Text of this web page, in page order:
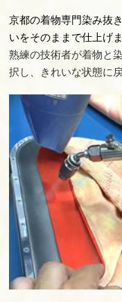
京都の着物専門染み抜
いをそのままで仕上げま
熟練の技術者が着物と
択し、きれいな状態に